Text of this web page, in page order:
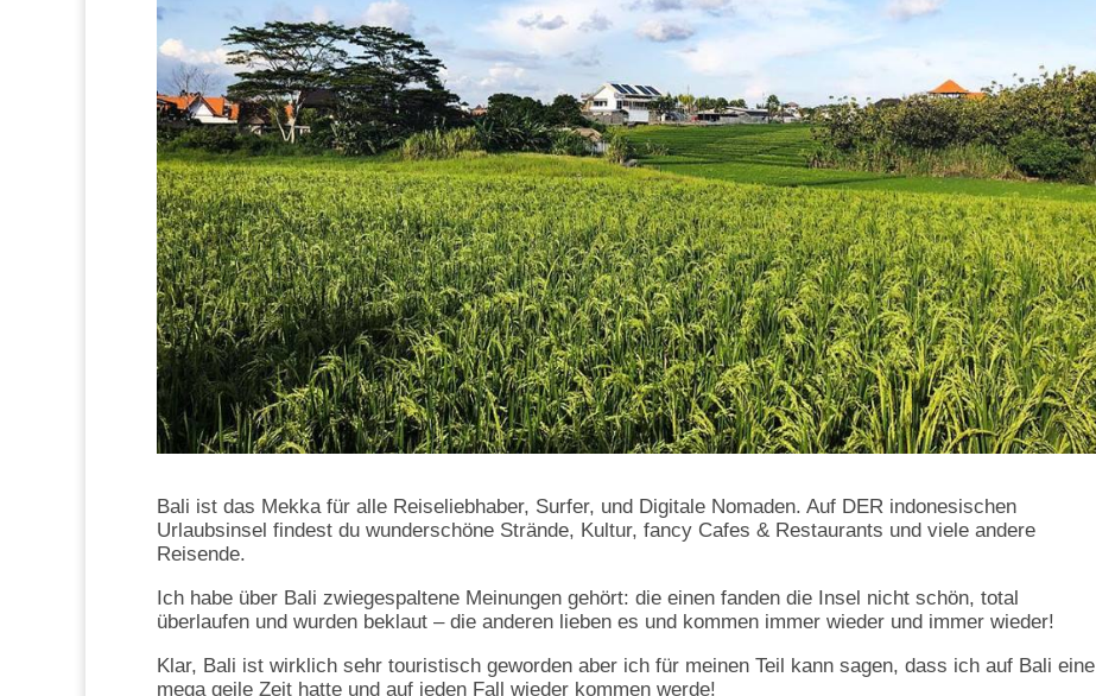
Bali ist das Mekka für alle Reiseliebhaber, Surfer, und Digitale Nomaden. Auf DER indonesischen
Urlaubsinsel findest du wunderschöne Strände, Kultur, fancy Cafes & Restaurants und viele andere
Reisende.
Ich habe über Bali zwiegespaltene Meinungen gehört: die einen fanden die Insel nicht schön, total
überlaufen und wurden beklaut – die anderen lieben es und kommen immer wieder und immer wieder!
Klar, Bali ist wirklich sehr touristisch geworden aber ich für meinen Teil kann sagen, dass ich auf Bali eine
mega geile Zeit hatte und auf jeden Fall wieder kommen werde!